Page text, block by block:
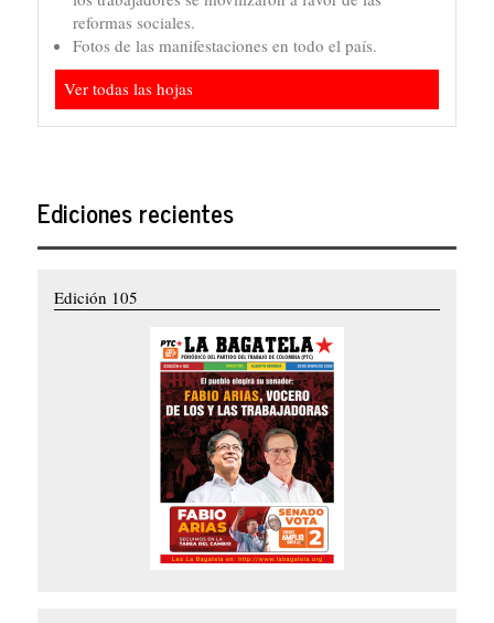
reformas sociales.
Fotos de las manifestaciones en todo el país.
Ver todas las hojas
Ediciones recientes
Edición 105